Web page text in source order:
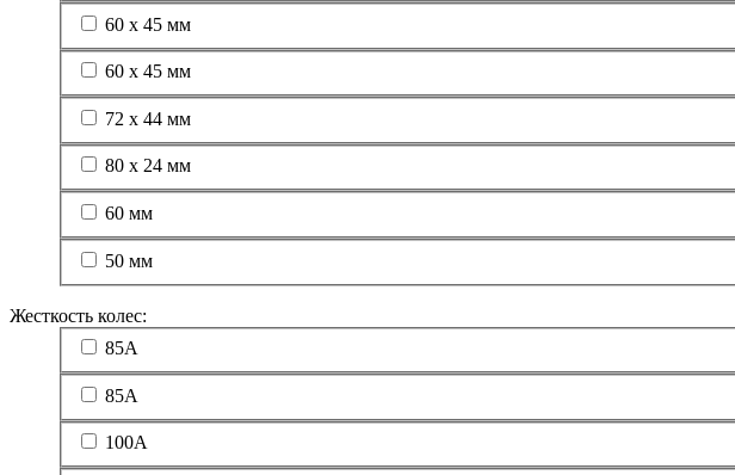
60 х 45 мм
60 x 45 мм
72 x 44 мм
80 х 24 мм
60 мм
50 мм
Жесткость колес:
85A
85А
100A